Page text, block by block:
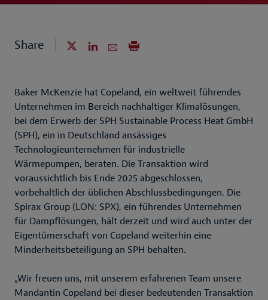
Share
Baker McKenzie hat Copeland, ein weltweit führendes
Unternehmen im Bereich nachhaltiger Klimalösungen,
bei dem Erwerb der SPH Sustainable Process Heat GmbH
(SPH), ein in Deutschland ansässiges
Technologieunternehmen für industrielle
Wärmepumpen, beraten. Die Transaktion wird
voraussichtlich bis Ende 2025 abgeschlossen,
vorbehaltlich der üblichen Abschlussbedingungen. Die
Spirax Group (LON: SPX), ein führendes Unternehmen
für Dampflösungen, hält derzeit und wird auch unter der
Eigentümerschaft von Copeland weiterhin eine
Minderheitsbeteiligung an SPH behalten.
„Wir freuen uns, mit unserem erfahrenen Team unsere
Mandantin Copeland bei dieser bedeutenden Transaktion